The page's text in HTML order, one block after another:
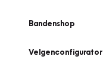
Bandenshop
Velgenconfigurator